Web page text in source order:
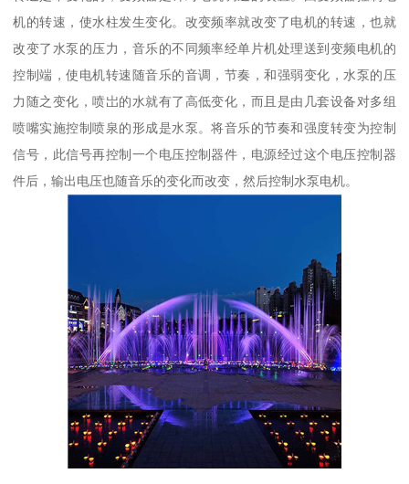
机的转速，使水柱发生变化。改变频率就改变了电机的转速，也就
改变了水泵的压力，音乐的不同频率经单片机处理送到变频电机的
控制端，使电机转速随音乐的音调，节奏，和强弱变化，水泵的压
力随之变化，喷岀的水就有了高低变化，而且是由几套设备对多组
喷嘴实施控制喷泉的形成是水泵。将音乐的节奏和强度转变为控制
信号，此信号再控制一个电压控制器件，电源经过这个电压控制器
件后，输出电压也随音乐的变化而改变，然后控制水泵电机。